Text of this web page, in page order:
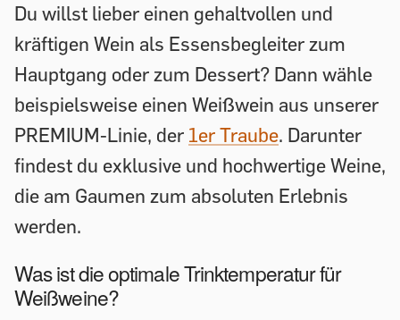
Du willst lieber einen gehaltvollen und
kräftigen Wein als Essensbegleiter zum
Hauptgang oder zum Dessert? Dann wähle
beispielsweise einen Weißwein aus unserer
PREMIUM-Linie, der 1er Traube. Darunter
findest du exklusive und hochwertige Weine,
die am Gaumen zum absoluten Erlebnis
werden.
Was ist die optimale Trinktemperatur für
Weißweine?